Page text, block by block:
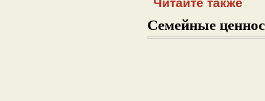
Семейные